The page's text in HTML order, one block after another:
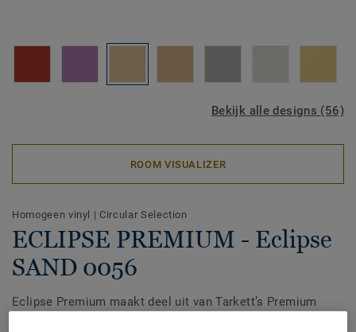
Bekijk alle designs (56)
ROOM VISUALIZER
Homogeen vinyl | Circular Selection
ECLIPSE PREMIUM - Eclipse
SAND 0056
Eclipse Premium maakt deel uit van Tarkett’s Premium